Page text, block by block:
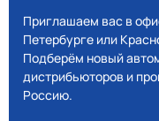
Приглашаем вас в
Петербурге или
Подберём новый
дистрибьюторов и
Россию.